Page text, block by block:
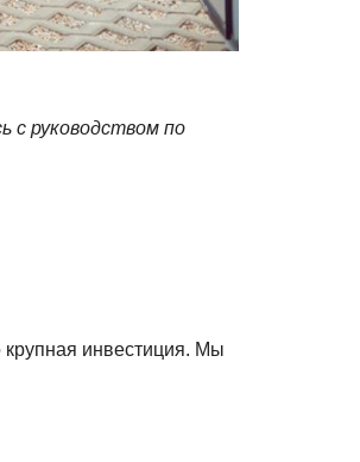
с руководством по
инвестиция. Мы